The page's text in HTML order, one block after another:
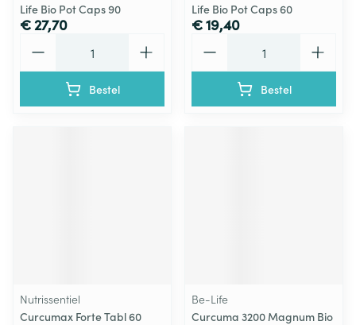
Life Bio Pot Caps 90
€ 27,70
Bestel
Life Bio Pot Caps 60
€ 19,40
Bestel
Nutrissentiel
Curcumax Forte Tabl 60
Be-Life
Curcuma 3200 Magnum Bio